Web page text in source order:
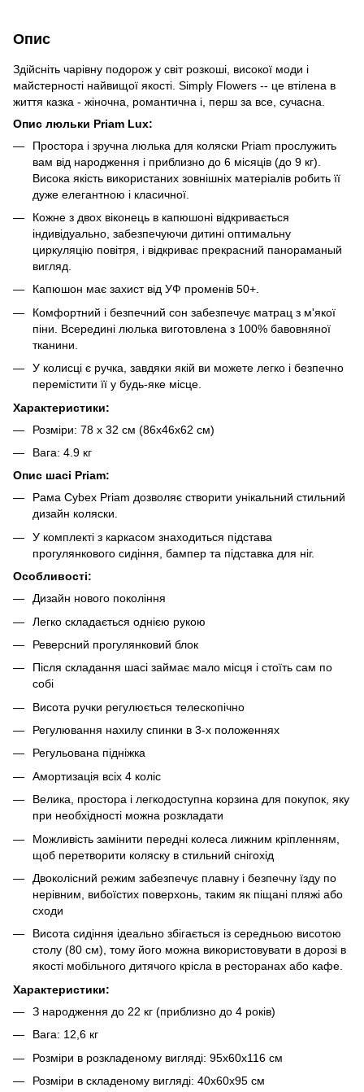
Опис
Здійсніть чарівну подорож у світ розкоші, високої моди і
майстерності найвищої якості. Simply Flowers -- це втілена в
життя казка - жіночна, романтична і, перш за все, сучасна.
Опис люльки Priam Lux:
Простора і зручна люлька для коляски Priam прослужить
вам від народження і приблизно до 6 місяців (до 9 кг).
Висока якість використаних зовнішніх матеріалів робить її
дуже елегантною і класичної.
Кожне з двох віконець в капюшоні відкривається
індивідуально, забезпечуючи дитині оптимальну
циркуляцію повітря, і відкриває прекрасний панораманый
вигляд.
Капюшон має захист від УФ променів 50+.
Комфортний і безпечний сон забезпечує матрац з м'якої
піни. Всередині люлька виготовлена з 100% бавовняної
тканини.
У колисці є ручка, завдяки якій ви можете легко і безпечно
перемістити її у будь-яке місце.
Характеристики:
Розміри: 78 х 32 см (86х46х62 см)
Вага: 4.9 кг
Опис шасі Priam:
Рама Cybex Priam дозволяє створити унікальний стильний
дизайн коляски.
У комплекті з каркасом знаходиться підстава
прогулянкового сидіння, бампер та підставка для ніг.
Особливості:
Дизайн нового покоління
Легко складається однією рукою
Реверсний прогулянковий блок
Після складання шасі займає мало місця і стоїть сам по
собі
Висота ручки регулюється телескопічно
Регулювання нахилу спинки в 3-х положеннях
Регульована підніжка
Амортизація всіх 4 коліс
Велика, простора і легкодоступна корзина для покупок, яку
при необхідності можна розкладати
Можливість замінити передні колеса лижним кріпленням,
щоб перетворити коляску в стильний снігохід
Двоколісний режим забезпечує плавну і безпечну їзду по
нерівним, вибоїстих поверхонь, таким як піщані пляжі або
сходи
Висота сидіння ідеально збігається із середньою висотою
столу (80 см), тому його можна використовувати в дорозі в
якості мобільного дитячого крісла в ресторанах або кафе.
Характеристики:
З народження до 22 кг (приблизно до 4 років)
Вага: 12,6 кг
Розміри в розкладеному вигляді: 95х60х116 см
Розміри в складеному вигляді: 40х60х95 см